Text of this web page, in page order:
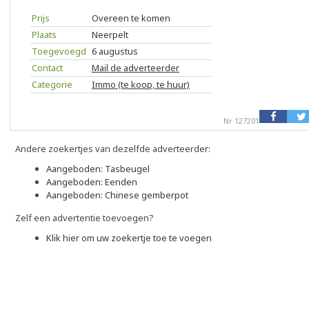
Prijs
Overeen te komen
Plaats
Neerpelt
Toegevoegd 6 augustus
Contact
Mail de adverteerder
Categorie
Immo (te koop, te huur)
Nr 127201
Andere zoekertjes van dezelfde adverteerder:
Aangeboden: Tasbeugel
Aangeboden: Eenden
Aangeboden: Chinese gemberpot
Zelf een advertentie toevoegen?
Klik hier om uw zoekertje toe te voegen